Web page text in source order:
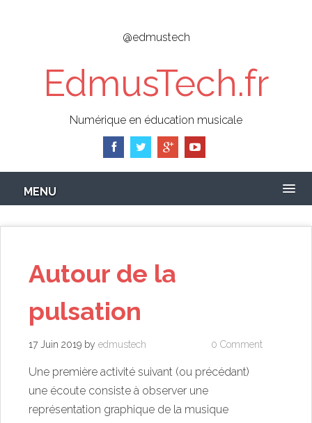
@edmustech
EdmusTech.fr
Numérique en éducation musicale
MENU
Autour de la
pulsation
17 Juin 2019 by edmustech 0 Comment
Une première activité suivant (ou précédant)
une écoute consiste à observer une
représentation graphique de la musique